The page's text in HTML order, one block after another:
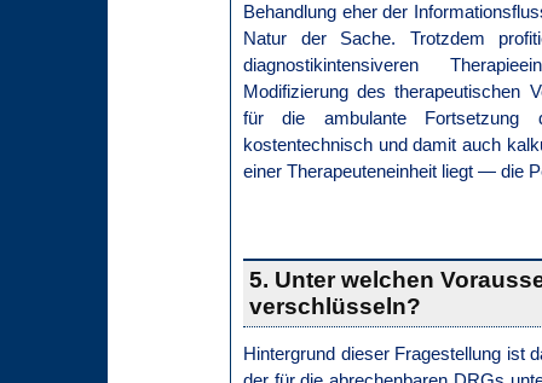
Behandlung eher der
Natur der Sache. Trotzdem
diagnostikintensiveren
Modifizierung des therapeutischen
für die ambulante
kostentechnisch und damit auch
einer Therapeuteneinheit liegt — die
5. Unter welchen
verschlüsseln?
Hintergrund dieser Fragestellung ist